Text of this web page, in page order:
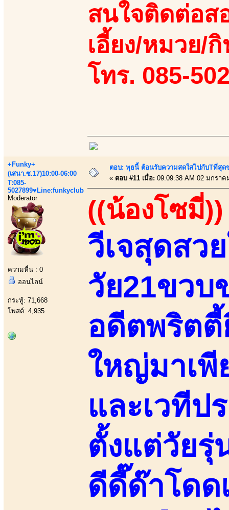
สนใจติดต่อส
เอี้ยง/หมวย/
โทร. 085-
+Funky+
(เสนา.ซ.17)10:00-06:00
T:085-
5027899♥Line:funkyclub
Moderator
ความหื่น : 0
ออนไลน์
กระทู้: 71,668
โพสต์: 4,935
ตอบ: พุธนี้ ต้อนรับความสดใสไปกับTที่สุด
« ตอบ #11 เมื่อ: 09:09:38 AM 02 มกราค
((น้องโซมี่))
วีเจสุดสว
วัย21ขว
อดีตพริต
ใหญ่มาเพี
และเวทีป
ตั้งแต่วัยรุ่
ดีดี๊ด๊าโดด